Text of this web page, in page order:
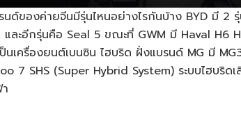
นด์ของค่ายจีนมีรุ่นไหนอย่างไรกันบ้าง BYD มี 2
และอีกรุ่นคือ Seal 5 ขณะที่ GWM มี Haval H6
นเครื่องยนต์เบนซิน ไฮบริด ฝั่งแบรนด์ MG มี
7 SHS (Super Hybrid System) ระบบไฮบริด